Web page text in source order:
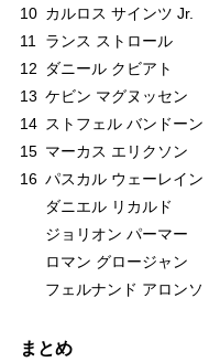
10 カルロス サインツ Jr.
11
ランス ストロール
12
ダニール クビアト
13 ケビン マグヌッセン
14 ストフェル バンドーン
15 マーカス エリクソン
16 パスカル ウェーレイン
ダニエル リカルド
ジョリオン パーマー
ロマン グロージャン
フェルナンド アロンソ
まとめ